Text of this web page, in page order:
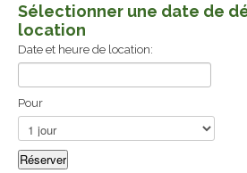
Sélectionner une date de
location
Date et heure de location:
Pour